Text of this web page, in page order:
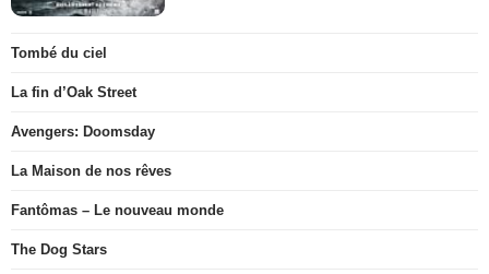
Tombé du ciel
La fin d’Oak Street
Avengers: Doomsday
La Maison de nos rêves
Fantômas – Le nouveau monde
The Dog Stars